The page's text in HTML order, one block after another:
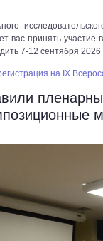
вас принять участие
7-12 сентября
на IX